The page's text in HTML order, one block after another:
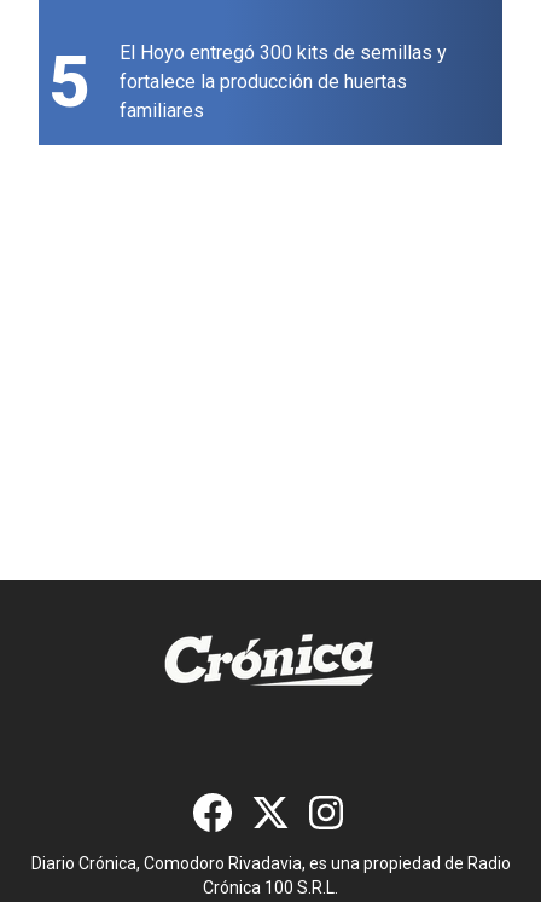
5
El Hoyo entregó 300 kits de semillas y
fortalece la producción de huertas
familiares
Diario Crónica, Comodoro Rivadavia, es una propiedad de Radio
Crónica 100 S.R.L.